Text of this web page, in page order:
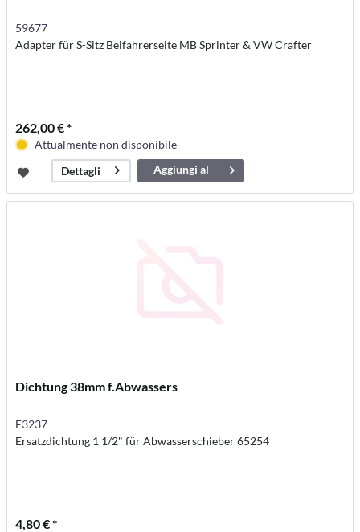
59677
Adapter für S-Sitz Beifahrerseite MB Sprinter & VW Crafter
262,00 € *
Attualmente non disponibile
Dettagli
Aggiungi al
carrello
Dichtung 38mm f.Abwassers
E3237
Ersatzdichtung 1 1/2" für Abwasserschieber 65254
4,80 € *